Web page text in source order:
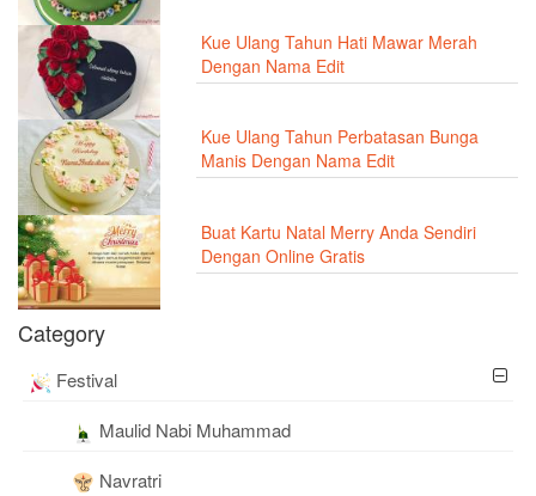
Kue Ulang Tahun Hati Mawar Merah
Dengan Nama Edit
Kue Ulang Tahun Perbatasan Bunga
Manis Dengan Nama Edit
Buat Kartu Natal Merry Anda Sendiri
Dengan Online Gratis
Category
Festival
Maulid Nabi Muhammad
Navratri